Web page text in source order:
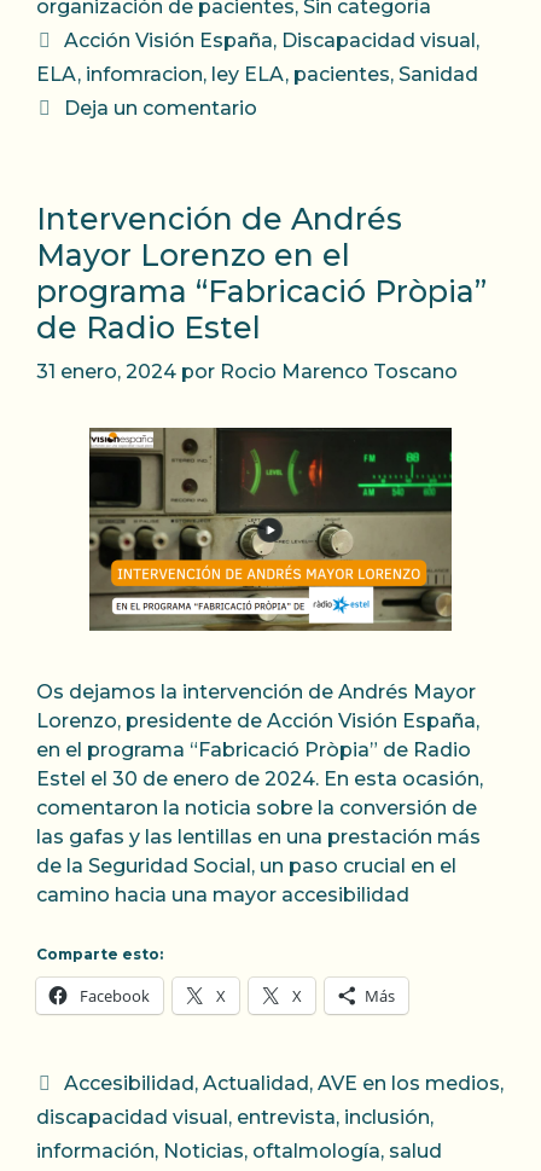
organización de pacientes, Sin categoría
Etiquetas
Acción Visión España, Discapacidad visual ,
ELA, infomracion, ley ELA, pacientes, Sanidad
Deja un comentario
Intervención de Andrés
Mayor Lorenzo en el
programa “Fabricació Pròpia”
de Radio Estel
31 enero, 2024 por Rocio Marenco Toscano
Os dejamos la intervención de Andrés Mayor
Lorenzo, presidente de Acción Visión España,
en el programa “Fabricació Pròpia” de Radio
Estel el 30 de enero de 2024. En esta ocasión,
comentaron la noticia sobre la conversión de
las gafas y las lentillas en una prestación más
de la Seguridad Social, un paso crucial en el
camino hacia una mayor accesibilidad
Comparte esto:
Facebook X X Más
Categorías
Accesibilidad , Actualidad , AVE en los medios,
discapacidad visual , entrevista, inclusión,
información, Noticias, oftalmología, salud